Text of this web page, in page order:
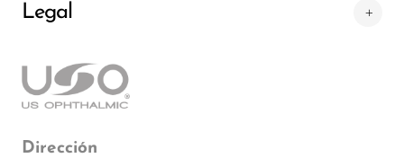
Legal
Dirección